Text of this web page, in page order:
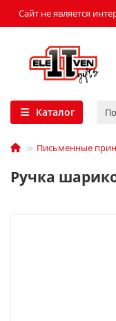
Сайт не является
Каталог
Письменные
Ручка